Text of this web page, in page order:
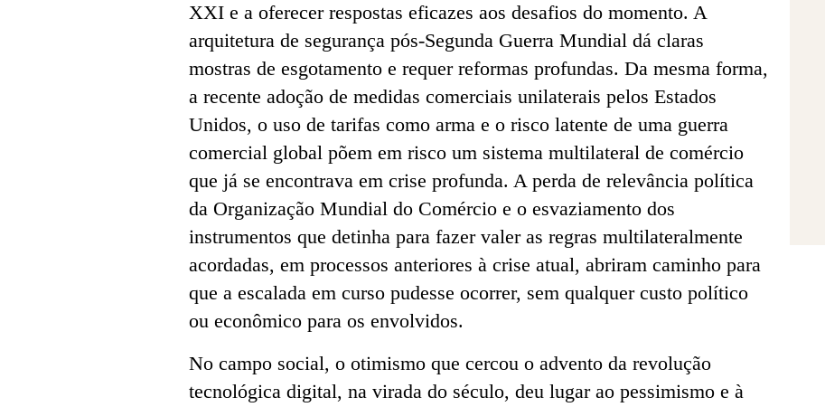
XXI e a oferecer respostas eficazes aos desafios do momento. A
arquitetura de segurança pós-Segunda Guerra Mundial dá claras
mostras de esgotamento e requer reformas profundas. Da mesma forma,
a recente adoção de medidas comerciais unilaterais pelos Estados
Unidos, o uso de tarifas como arma e o risco latente de uma guerra
comercial global põem em risco um sistema multilateral de comércio
que já se encontrava em crise profunda. A perda de relevância política
da Organização Mundial do Comércio e o esvaziamento dos
instrumentos que detinha para fazer valer as regras multilateralmente
acordadas, em processos anteriores à crise atual, abriram caminho para
que a escalada em curso pudesse ocorrer, sem qualquer custo político
ou econômico para os envolvidos.
No campo social, o otimismo que cercou o advento da revolução
tecnológica digital, na virada do século, deu lugar ao pessimismo e à